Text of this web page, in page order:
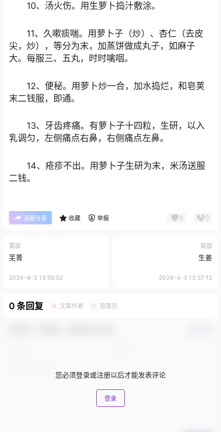
10、汤火伤。用生萝卜捣汁敷涂。
11、久嗽痰喘。用萝卜子（炒）、杏仁（去皮
尖，炒），等分为末，加蒸饼做成丸子，如麻子
大。每服三、五丸，时时噙咽。
12、便秘。用萝卜炒一合，加水捣烂，和皂荚
末二钱服，即通。
13、牙齿疼痛。有萝卜子十四粒，生研，以入
乳调匀，左侧痛点右鼻，右侧痛点左鼻。
14、疮疹不出。用萝卜子生研为末，米汤送服
二钱。
海报分享 收藏 举报 0 0
菜部
芜菁
2024-4-3 13:56:52
菜部
生姜
2024-4-3 13:57:12
0 条回复 A 文章作者 M 管理员
您必须登录或注册以后才能发表评论
登录